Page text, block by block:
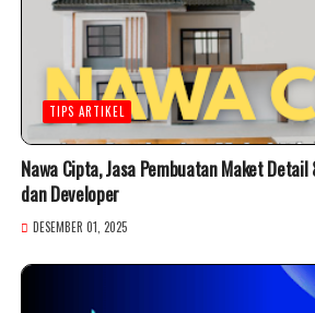
TIPS ARTIKEL
Nawa Cipta, Jasa Pembuatan Maket
dan Developer
DESEMBER 01, 2025